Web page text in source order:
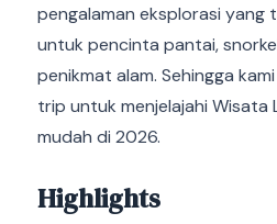
pengalaman eksplorasi yang
untuk pencinta pantai,
penikmat alam. Sehingga
trip untuk menjelajahi Wisata
mudah di 2026.
Highlights